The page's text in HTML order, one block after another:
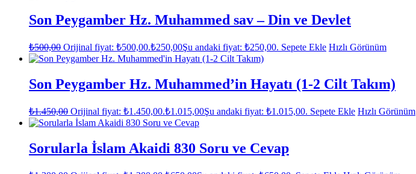
Son Peygamber Hz. Muhammed sav – Din ve Devlet
₺500,00 Orijinal fiyat: ₺500,00.₺250,00Şu andaki fiyat: ₺250,00. Sepete Ekle Hızlı Görünüm
Son Peygamber Hz. Muhammed’in Hayatı (1-2 Cilt Takım)
₺1.450,00 Orijinal fiyat: ₺1.450,00.₺1.015,00Şu andaki fiyat: ₺1.015,00. Sepete Ekle Hızlı Görünüm
Sorularla İslam Akaidi 830 Soru ve Cevap